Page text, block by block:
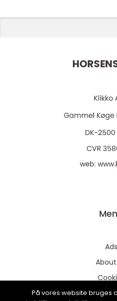
web:
Ads
About
På vores website bruges